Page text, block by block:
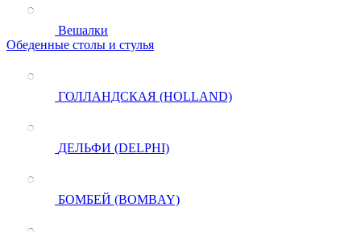
Вешалки
Обеденные столы и стулья
ГОЛЛАНДСКАЯ (HOLLAND)
ДЕЛЬФИ (DELPHI)
БОМБЕЙ (BOMBAY)